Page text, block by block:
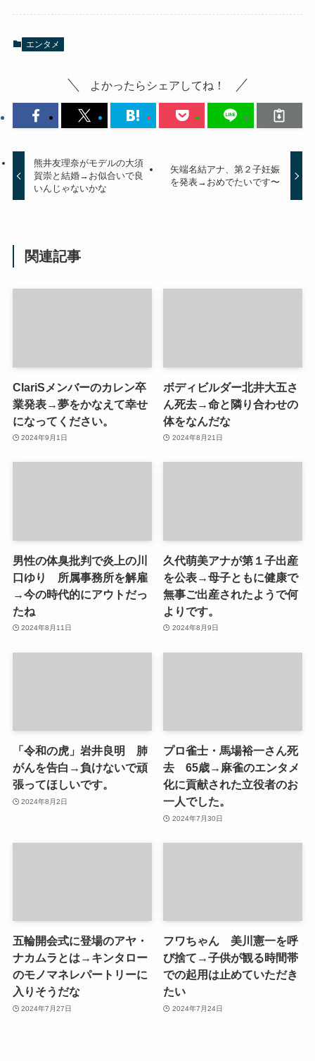
エンタメ
よかったらシェアしてね！
熊井友理奈がモデルの大須
賀崇と結婚→お似合いで良
いんじゃないかな
矢端名結アナ、第２子妊娠
を発表→おめでたいです〜
関連記事
ClariSメンバーのカレン卒
業発表→夢をかなえて幸せ
になってください。
2024年9月1日
ボディビルダー北井大五さ
ん死去→命と隣り合わせの
体をなんだな
2024年8月21日
男性の体臭批判で炎上の川
口ゆり 所属事務所を解雇
→今の時代的にアウトだっ
たね
2024年8月11日
久代萌美アナが第１子出産
を公表→母子ともに健康で
無事ご出産されたようで何
よりです。
2024年8月9日
「令和の虎」岩井良明 肺
がんを告白→負けないで頑
張ってほしいです。
2024年8月2日
プロ雀士・馬場裕一さん死
去 65歳→麻雀のエンタメ
化に貢献された立役者のお
一人でした。
2024年7月30日
五輪開会式に登場のアヤ・
ナカムラとは→キンタロー
のモノマネレパートリーに
入りそうだな
2024年7月27日
フワちゃん 美川憲一を呼
び捨て→子供が観る時間帯
での起用は止めていただき
たい
2024年7月24日